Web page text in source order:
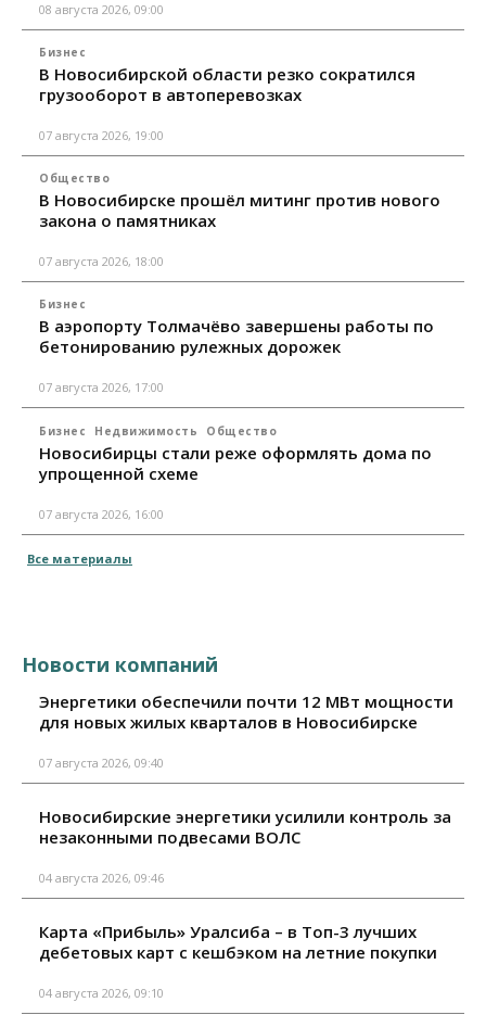
08 августа 2026, 09:00
Бизнес
В Новосибирской области резко сократился
грузооборот в автоперевозках
07 августа 2026, 19:00
Общество
В Новосибирске прошёл митинг против нового
закона о памятниках
07 августа 2026, 18:00
Бизнес
В аэропорту Толмачёво завершены работы по
бетонированию рулежных дорожек
07 августа 2026, 17:00
Бизнес Недвижимость Общество
Новосибирцы стали реже оформлять дома по
упрощенной схеме
07 августа 2026, 16:00
Все материалы
Новости компаний
Энергетики обеспечили почти 12 МВт мощности
для новых жилых кварталов в Новосибирске
07 августа 2026, 09:40
Новосибирские энергетики усилили контроль за
незаконными подвесами ВОЛС
04 августа 2026, 09:46
Карта «Прибыль» Уралсиба – в Топ-3 лучших
дебетовых карт с кешбэком на летние покупки
04 августа 2026, 09:10